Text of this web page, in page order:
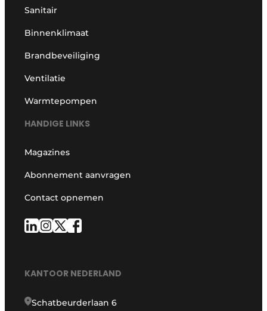
Sanitair
Binnenklimaat
Brandbeveiliging
Ventilatie
Warmtepompen
HANDIGE LINKS
Magazines
Abonnement aanvragen
Contact opnemen
KANTOOR NEDERLAND
Schatbeurderlaan 6